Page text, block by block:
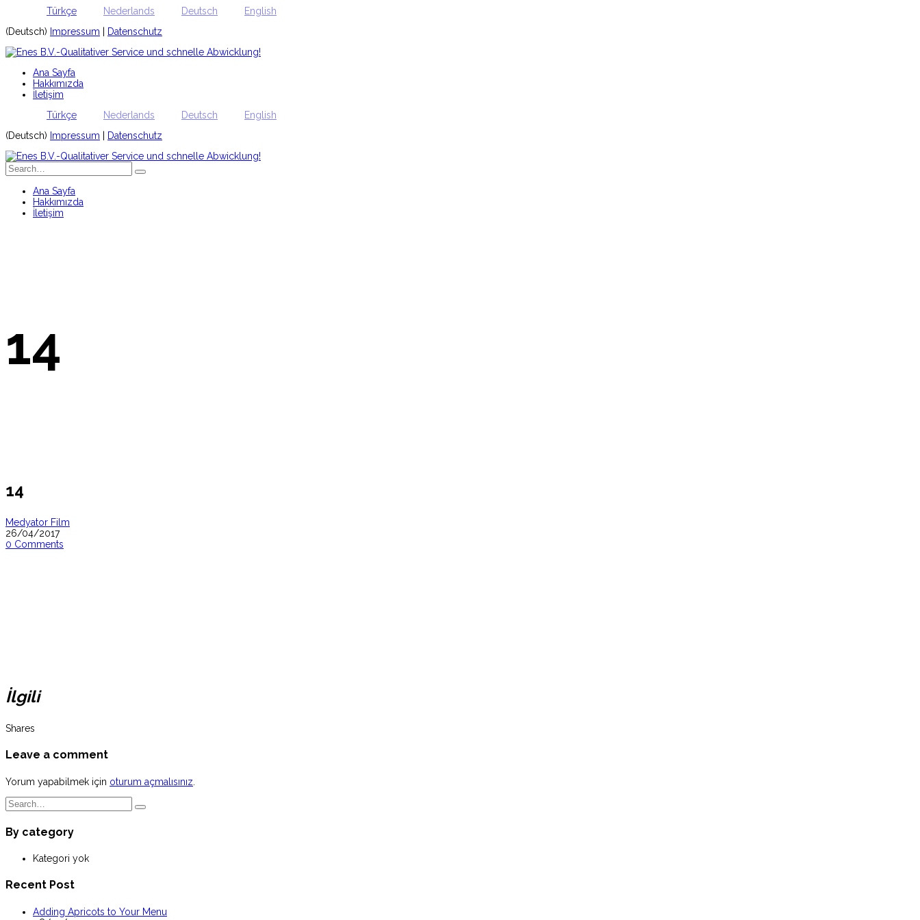
Türkçe Nederlands Deutsch
English
(Deutsch) Impressum Datenschutz
Ana Sayfa
Hakkımızda
İletişim
Türkçe
Nederlands Deutsch
English
(Deutsch) Impressum Datenschutz
Ana Sayfa
Hakkımızda
İletişim
14
14
Medyator Film
26/04/2017
0 Comments
İlgili
Shares
Leave a comment
Yorum yapabilmek için oturum açmalısınız
By category
Kategori yok
Recent Post
Adding Apricots to Your Menu